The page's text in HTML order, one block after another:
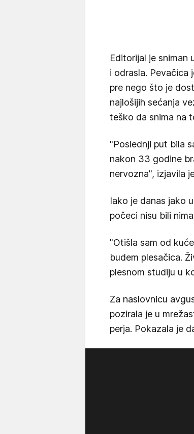
Editorijal je sniman
i odrasla. Pevačica
pre nego što je
najlošijih sećanja
teško da snima na
"Poslednji put bila
nakon 33 godine
nervozna", izjavila
Iako je danas jako
počeci nisu bili
"Otišla sam od
budem plesačica.
plesnom studiju u
Za naslovnicu
pozirala je u
perja. Pokazala je